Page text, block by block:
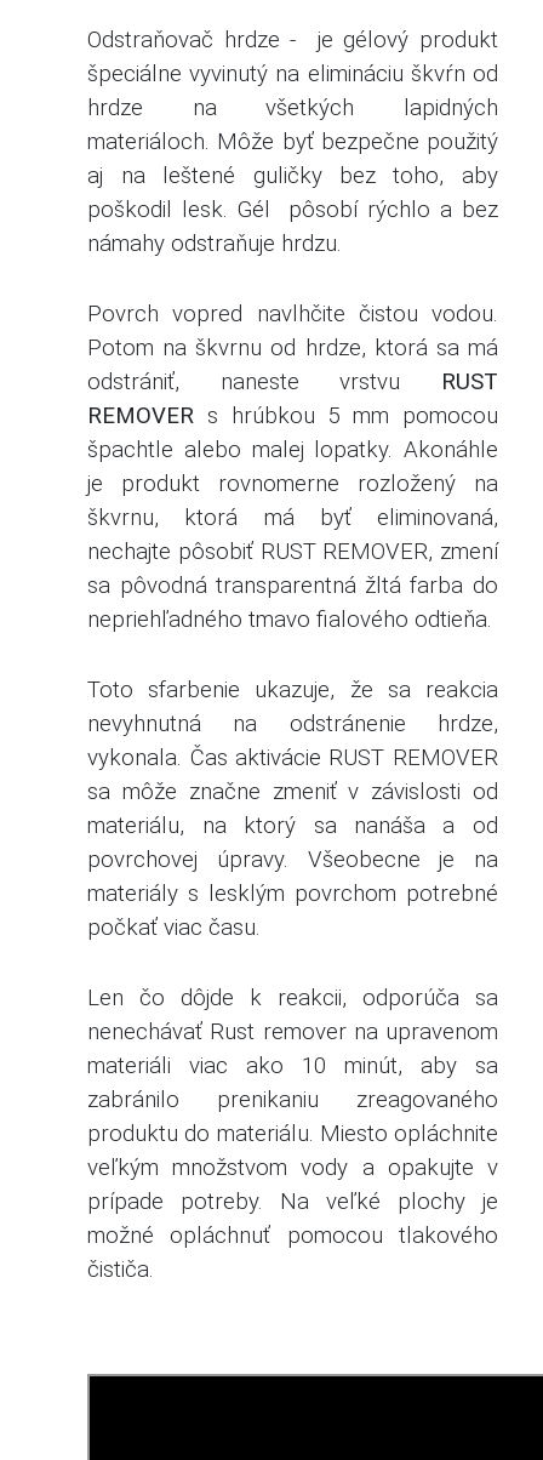
Odstraňovač hrdze - je gélový produkt
špeciálne vyvinutý na elimináciu škvŕn od
hrdze na všetkých lapidných
materiáloch. Môže byť bezpečne použitý
aj na leštené guličky bez toho, aby
poškodil lesk. Gél pôsobí rýchlo a bez
námahy odstraňuje hrdzu.
Povrch vopred navlhčite čistou vodou.
Potom na škvrnu od hrdze, ktorá sa má
odstrániť, naneste vrstvu
RUST
REMOVER s hrúbkou 5 mm pomocou
špachtle alebo malej lopatky. Akonáhle
je produkt rovnomerne rozložený na
škvrnu, ktorá má byť eliminovaná,
nechajte pôsobiť RUST REMOVER, zmení
sa pôvodná transparentná žltá farba do
nepriehľadného tmavo fialového odtieňa.
Toto sfarbenie ukazuje, že sa reakcia
nevyhnutná na odstránenie hrdze,
vykonala. Čas aktivácie RUST REMOVER
sa môže značne zmeniť v závislosti od
materiálu, na ktorý sa nanáša a od
povrchovej úpravy. Všeobecne je na
materiály s lesklým povrchom potrebné
počkať viac času.
Len čo dôjde k reakcii, odporúča sa
nenechávať Rust remover na upravenom
materiáli viac ako 10 minút, aby sa
zabránilo prenikaniu zreagovaného
produktu do materiálu. Miesto opláchnite
veľkým množstvom vody a opakujte v
prípade potreby. Na veľké plochy je
možné opláchnuť pomocou tlakového
čističa.
VYHĽADÁVANIE